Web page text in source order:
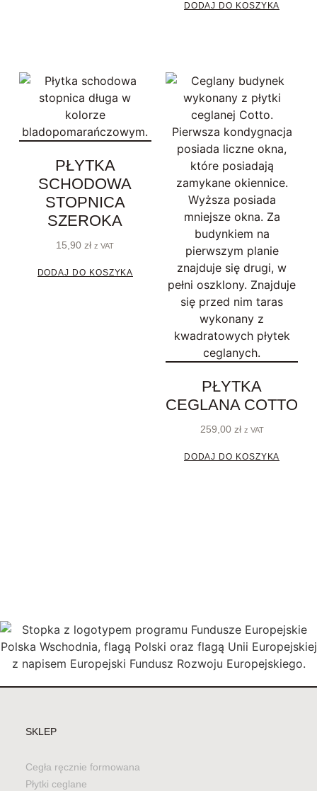
DODAJ DO KOSZYKA
PŁYTKA
SCHODOWA
STOPNICA
SZEROKA
15,90zł z VAT
DODAJ DO KOSZYKA
PŁYTKA
CEGLANA COTTO
259,00 zł z VAT
DODAJ DO KOSZYKA
SKLEP
Cegła ręcznie formowana
Płytki ceglane